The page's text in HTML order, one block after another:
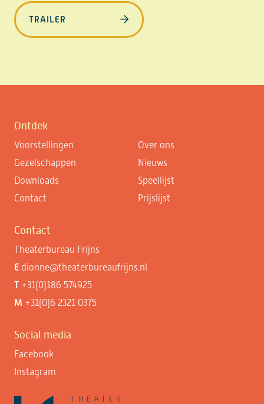
TRAILER
Ontdek
Voorstellingen
Over ons
Gezelschappen
Nieuws
Downloads
Speellijst
Contact
Prijslijst
Contact
Theaterbureau Frijns
E dionne@theaterbureaufrijns.nl
T +31(0)186 574925
M +31(0)6 2321 0375
Social media
Facebook
Instagram